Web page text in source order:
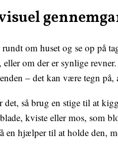
om huset og se op på
om der er synlige
– det kan være tegn på,
så brug en stige til at
kviste eller mos, som
en hjælper til at holde den,